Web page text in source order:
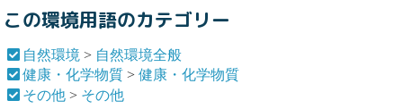
この環境用語のカテゴリー
自然環境 > 自然環境全般
健康・化学物質 >健康・化学物質
その他 > その他